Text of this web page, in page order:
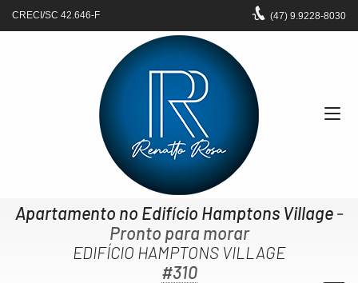
CRECI/SC 42.646-F (47) 9.9228-8030
Apartamento no Edifício Hamptons Village-
Pronto para morar
EDIFÍCIO HAMPTONS VILLAGE
#310